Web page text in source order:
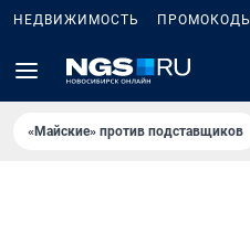
НЕДВИЖИМОСТЬ ПРОМОКОДЫ
«Майские» против подставщиков